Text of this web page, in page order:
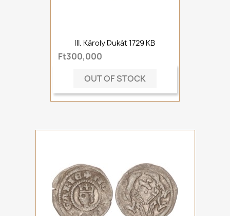
III. Károly Dukát 1729 KB
Ft300,000
OUT OF STOCK